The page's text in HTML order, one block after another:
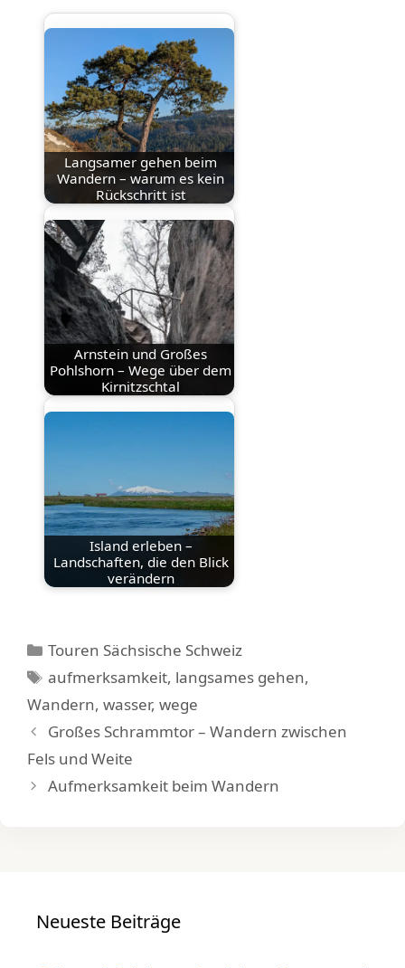
Langsamer gehen beim
Wandern – warum es kein
Rückschritt ist
Arnstein und Großes
Pohlshorn – Wege über dem
Kirnitzschtal
Island erleben –
Landschaften, die den Blick
verändern
Kategorien
Touren Sächsische Schweiz
Schlagwörter
aufmerksamkeit, langsames gehen,
Wandern, wasser, wege
Großes Schrammtor – Wandern zwischen
Fels und Weite
Aufmerksamkeit beim Wandern
Neueste Beiträge